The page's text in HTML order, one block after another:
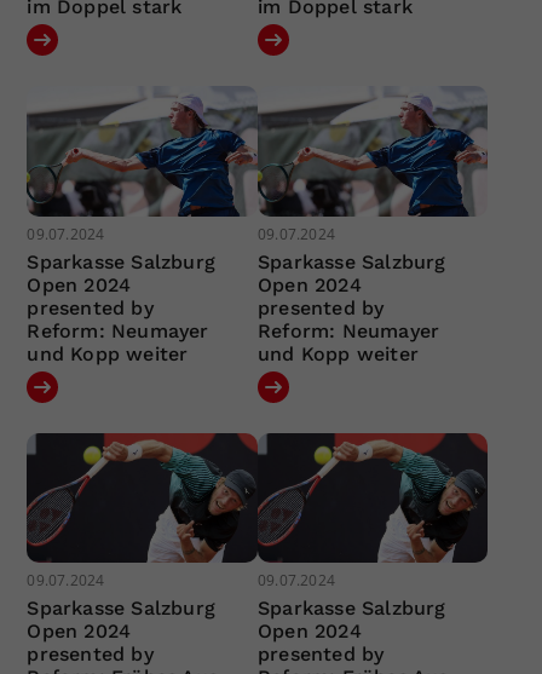
im Doppel stark im Doppel stark
09.07.2024
Sparkasse Salzburg
Open 2024
presented by
Reform: Neumayer
und Kopp weiter
09.07.2024
Sparkasse Salzburg
Open 2024
presented by
Reform: Neumayer
und Kopp weiter
09.07.2024
Sparkasse Salzburg
Open 2024
presented by
09.07.2024
Sparkasse Salzburg
Open 2024
presented by